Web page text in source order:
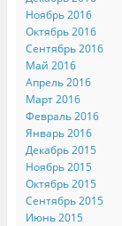
Ноябрь 2016
Октябрь 2016
Сентябрь 2016
Май 2016
Апрель 2016
Март 2016
Февраль 2016
Январь 2016
Декабрь 2015
Ноябрь 2015
Октябрь 2015
Сентябрь 2015
Июнь 2015